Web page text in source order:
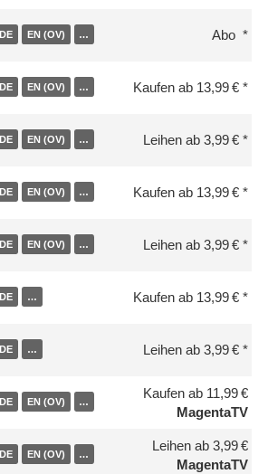
DE EN (OV) … Abo
DE EN (OV) … Kaufen ab 13,99 €
DE EN (OV) … Leihen ab 3,99 €
DE EN (OV) … Kaufen ab 13,99 €
DE EN (OV) … Leihen ab 3,99 €
DE … Kaufen ab 13,99 €
DE … Leihen ab 3,99 €
DE EN (OV) …
Kaufen ab 11,99 €
MagentaTV
DE EN (OV) …
Leihen ab 3,99 €
MagentaTV